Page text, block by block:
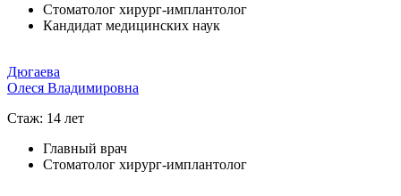
Стоматолог хирург-имплантолог
Кандидат медицинских наук
Дюгаева
Олеся Владимировна
Стаж: 14 лет
Главный врач
Стоматолог хирург-имплантолог